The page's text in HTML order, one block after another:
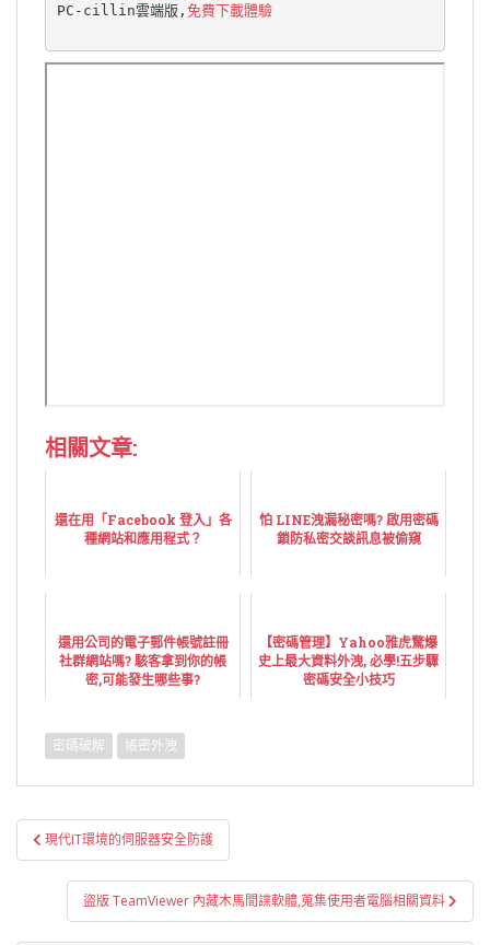
PC-cillin雲端版, 免費下載體驗
相關文章:
還在用「Facebook 登入」各
種網站和應用程式？
怕 LINE洩漏秘密嗎? 啟用密碼
鎖防私密交談訊息被偷窺
還用公司的電子郵件帳號註冊
社群網站嗎? 駭客拿到你的帳
密,可能發生哪些事?
【密碼管理】Yahoo雅虎驚爆
史上最大資料外洩, 必學!五步驟
密碼安全小技巧
密碼破解 帳密外洩
文
章
現代IT環境的伺服器安全防護
盜版 TeamViewer 內藏木馬間諜軟體,蒐集使用者電腦相關資料